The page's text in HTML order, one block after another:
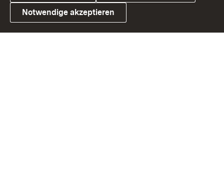
Link zum Landesportal
Notwendige akzeptieren